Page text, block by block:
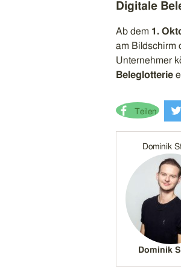
Digitale
Ab dem 1.
am Bildschirm
Unternehmer
Beleglotterie
Teilen
Dominik
Dominik